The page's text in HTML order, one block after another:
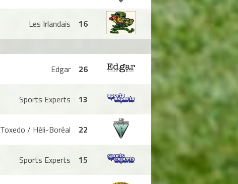
Les Irlandais
16
Edgar 26
Sports Experts 13
Toxedo / Héli-Boréal 22
Sports Experts 15